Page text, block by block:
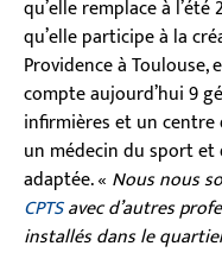
qu’elle remplace à l’été
qu’elle participe à la
Providence à Toulouse,
compte aujourd’hui 9
infirmières et un centre
un médecin du sport et
adaptée. « Nous nous
CPTSavec d’autres
installés dans le